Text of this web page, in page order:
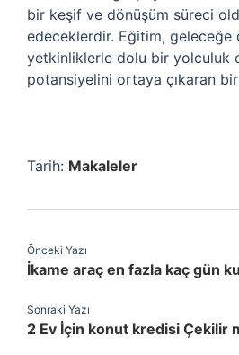
bir keşif ve dönüşüm süreci
edeceklerdir. Eğitim, geleceğe
yetkinliklerle dolu bir yolculuk
potansiyelini ortaya çıkaran
Tarih: Makaleler
Önceki Yazı
İkame araç en fazla kaç gün
Sonraki Yazı
2 Ev İçin konut kredisi Çekilir